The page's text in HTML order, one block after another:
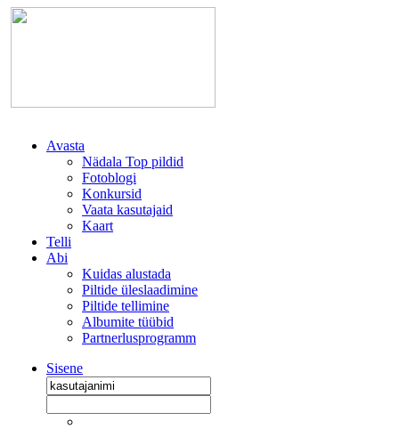
Avasta
Nädala Top pildid
Fotoblogi
Konkursid
Vaata kasutajaid
Kaart
Telli
Abi
Kuidas alustada
Piltide üleslaadimine
Piltide tellimine
Albumite tüübid
Partnerlusprogramm
Sisene